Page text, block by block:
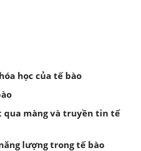
học của tế bào
qua màng và truyền tin tế
lượng trong tế bào